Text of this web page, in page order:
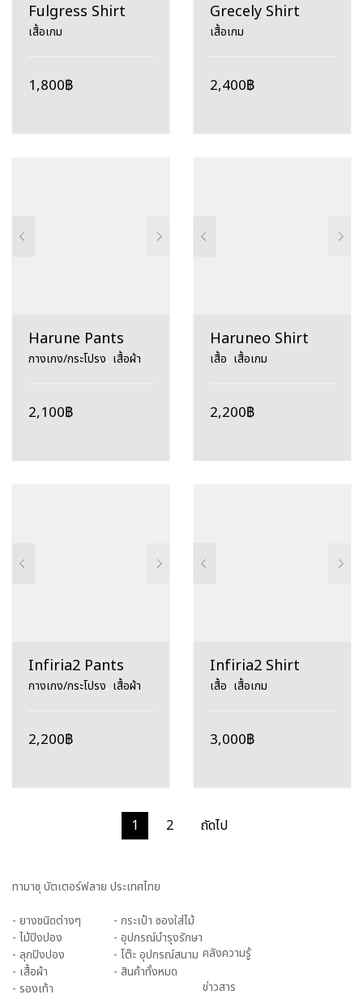
Fulgress Shirt
เสื้อเกม
1,800฿
Grecely Shirt
เสื้อเกม
2,400฿
Harune Pants
กางเกง/กระโปรง, เสื้อผ้า
2,100฿
Haruneo Shirt
เสื้อ, เสื้อเกม
2,200฿
Infiria2 Pants
กางเกง/กระโปรง, เสื้อผ้า
2,200฿
Infiria2 Shirt
เสื้อ, เสื้อเกม
3,000฿
1 2 ถัดไป
ทามาซุ บัตเตอร์ฟลาย ประเทศไทย
- ยางชนิดต่างๆ
- ไม้ปิงปอง
- ลุกปิงปอง
- เสื้อผ้า
- รองเท้า
- กระเป๋า ซองใส่ไม้
- อุปกรณ์บำรุงรักษา
- โต๊ะ อุปกรณ์สนาม
- สินค้าทั้งหมด
คลังความรู้
ข่าวสาร